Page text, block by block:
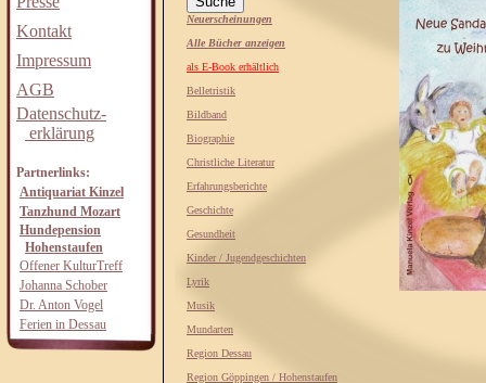
Kontakt
Impressum
AGB
Datenschutz-
erklärung
Partnerlinks:
Antiquariat Kinzel
Tanzhund Mozart
Hundepension
Hohenstaufen
Offener KulturTreff
Johanna Schober
Dr. Anton Vogel
Ferien in Dessau
Neuerscheinungen
Alle Bücher anzeigen
als E-Book erhältlich
Belletristik
Bildband
Biographie
Christliche Literatur
Erfahrungsberichte
Geschichte
Gesundheit
Kinder / Jugendgeschichten
Lyrik
Musik
Mundarten
Region Dessau
Region Göppingen / Hohenstaufen